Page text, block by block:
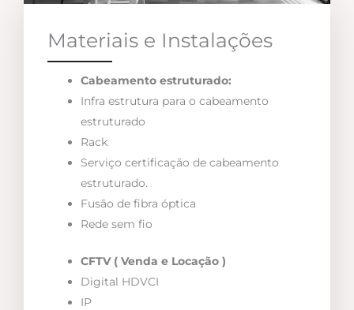
Materiais e Instalações
Cabeamento estruturado:
Infra estrutura para o cabeamento
estruturado
Rack
Serviço certificação de cabeamento
estruturado.
Fusão de fibra óptica
Rede sem fio
CFTV ( Venda e Locação )
Digital HDVCI
IP